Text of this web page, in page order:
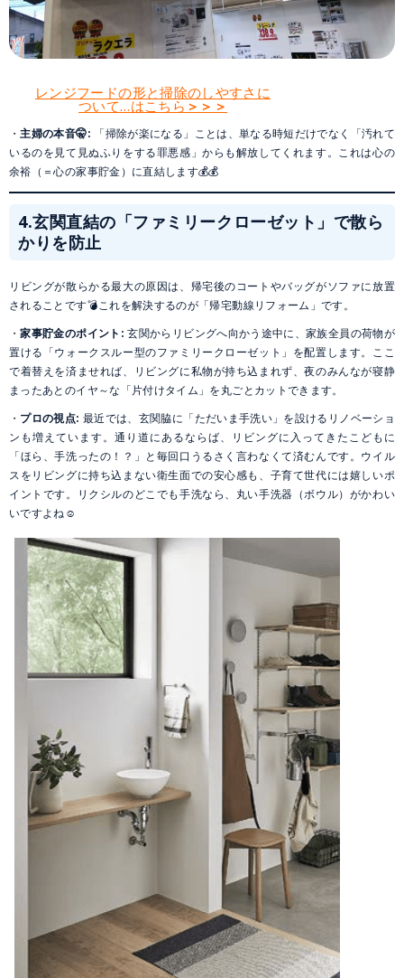
レンジフードの形と掃除のしやすさに
ついて…はこちら ＞＞＞
・主婦の本音🤫: 「掃除が楽になる」ことは、単なる時短だけでなく「汚れて
いるのを見て見ぬふりをする罪悪感」からも解放してくれます。これは心の
余裕（＝心の家事貯金）に直結します💰💰
4.玄関直結の「ファミリークローゼット」で散ら
かりを防止
リビングが散らかる最大の原因は、帰宅後のコートやバッグがソファに放置
されることです💣これを解決するのが「帰宅動線リフォーム」です。
・家事貯金のポイント: 玄関からリビングへ向かう途中に、家族全員の荷物が
置ける「ウォークスルー型のファミリークローゼット」を配置します。ここ
で着替えを済ませれば、リビングに私物が持ち込まれず、夜のみんなが寝静
まったあとのイヤ～な「片付けタイム」を丸ごとカットできます。
・ プロの視点: 最近では、玄関脇に「ただいま手洗い」を設けるリノベーショ
ンも増えています。通り道にあるならば、リビングに入ってきたこどもに
「ほら、手洗ったの！？」と毎回口うるさく言わなくて済むんです。ウイル
スをリビングに持ち込まない衛生面での安心感も、子育て世代には嬉しいポ
イントです。リクシルのどこでも手洗なら、丸い手洗器（ボウル）がかわい
いですよね☺